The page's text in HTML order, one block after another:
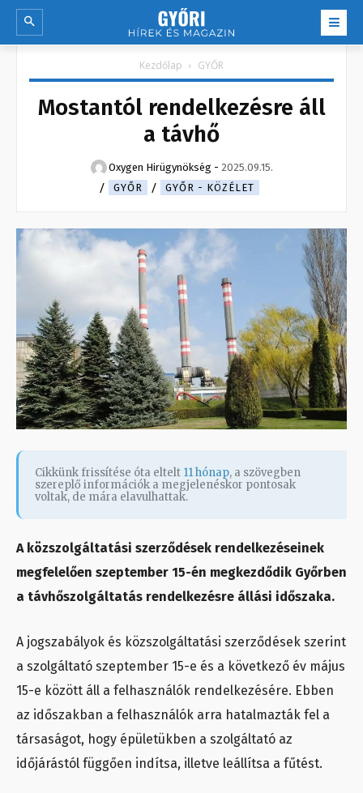
Kezdőlap GYŐR
Mostantól rendelkezésre áll
a távhő
Oxygen Hirügynökség - 2025.09.15.
GYŐR
GYŐR - KÖZÉLET
Cikkünk frissítése óta eltelt 11 hónap, a szövegben
szereplő információk a megjelenéskor pontosak
voltak, de mára elavulhattak.
A közszolgáltatási szerződések rendelkezéseinek
megfelelően szeptember 15-én megkezdődik Győrben
a távhőszolgáltatás rendelkezésre állási időszaka.
A jogszabályok és közszolgáltatási szerződések szerint
a szolgáltató szeptember 15-e és a következő év május
15-e között áll a felhasználók rendelkezésére. Ebben
az időszakban a felhasználók arra hatalmazták fel a
társaságot, hogy épületükben a szolgáltató az
időjárástól függően indítsa, illetve leállítsa a fűtést.